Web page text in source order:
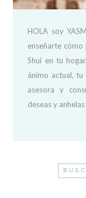
HOLA soy
enseñarte
Shui en tu
ánimo actual,
asesora y
deseas y